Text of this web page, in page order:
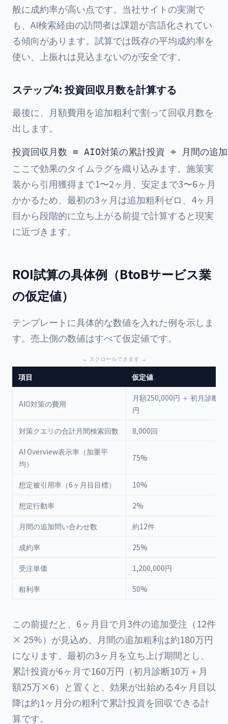
般に成約率が高い点です。当社サイトの実測で
も、AI検索経由の訪問者は課題が言語化されてい
る傾向があります。試算では既存の平均成約率を
使い、上振れは見込まないのが安全です。
ステップ4: 投資回収月数を計算する
最後に、月額費用を追加粗利で割って回収月数を
出します。
ここで効果のタイムラグを織り込みます。施策実
装から引用獲得まで1〜2ヶ月、安定まで3〜6ヶ月
かかるため、最初の3ヶ月は追加粗利ゼロ、4ヶ月
目から段階的に立ち上がる前提で計算すると現実
に近づきます。
ROI試算の具体例（BtoBサービス業
の仮定値）
テンプレートに具体的な数値を入れた例を示しま
す。売上側の数値はすべて仮定値です。
項目 仮定値
AIO対策の費用
月額250,000円 ＋ 初月診断
円
対策クエリの合計月間検索回数 8,000回
AI Overview表示率（加重平
均）
75%
想定被引用率（6ヶ月目目標） 10%
想定行動率 2%
月間の追加問い合わせ数 約12件
成約率 25%
受注単価 1,200,000円
粗利率 50%
この前提だと、6ヶ月目で月3件の追加受注（12件
× 25%）が見込め、月間の追加粗利は約180万円
になります。最初の3ヶ月を立ち上げ期間とし、
累計投資が6ヶ月で160万円（初月診断10万＋月
額25万×6）と置くと、効果が出始める4ヶ月目以
降は約1ヶ月分の粗利で累計投資を回収できる計
算です。